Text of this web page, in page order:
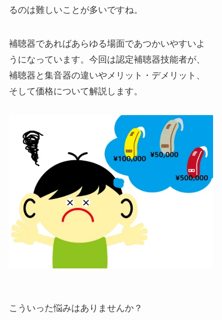
るのは難しいことが多いですね。
補聴器であればあらゆる場面であつかいやすいよ
うになっています。今回は認定補聴器技能者が、
補聴器と集音器の違いやメリット・デメリット、
そして価格について解説します。
こういった悩みはありませんか？